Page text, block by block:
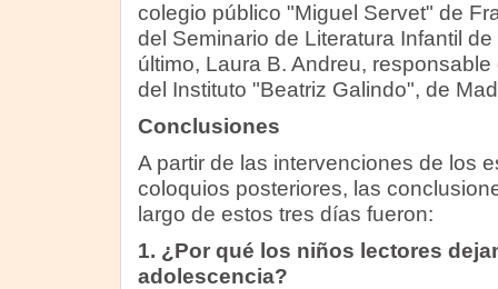
colegio público "Miguel Servet" de
del Seminario de Literatura Infantil
último, Laura B. Andreu,
del Instituto "Beatriz Galindo", de
Conclusiones
A partir de las intervenciones de los
coloquios posteriores, las
largo de estos tres días fueron:
1. ¿Por qué los niños lectores
adolescencia?